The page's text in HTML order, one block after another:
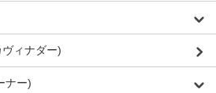
ィナダー)
ナー)